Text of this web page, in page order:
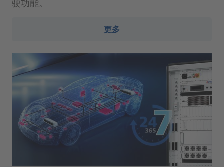
驶功能。
更多